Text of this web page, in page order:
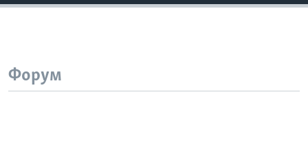
Форум